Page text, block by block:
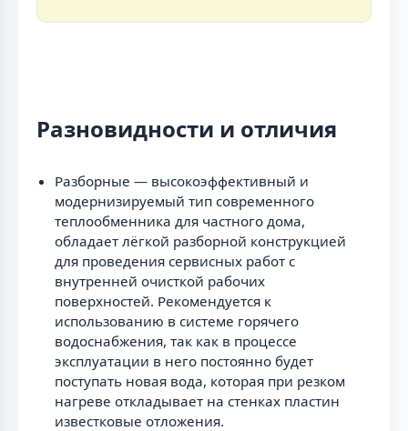
Разновидности и отличия
Разборные — высокоэффективный и
модернизируемый тип современного
теплообменника для частного дома,
обладает лёгкой разборной конструкцией
для проведения сервисных работ с
внутренней очисткой рабочих
поверхностей. Рекомендуется к
использованию в системе горячего
водоснабжения, так как в процессе
эксплуатации в него постоянно будет
поступать новая вода, которая при резком
нагреве откладывает на стенках пластин
известковые отложения.